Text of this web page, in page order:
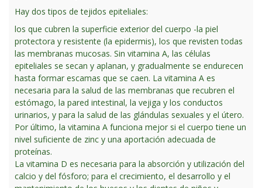
Hay dos tipos de tejidos epiteliales:
los que cubren la superficie exterior del cuerpo -la piel
protectora y resistente (la epidermis), los que revisten todas
las membranas mucosas. Sin vitamina A, las células
epiteliales se secan y aplanan, y gradualmente se endurecen
hasta formar escamas que se caen. La vitamina A es
necesaria para la salud de las membranas que recubren el
estómago, la pared intestinal, la vejiga y los conductos
urinarios, y para la salud de las glándulas sexuales y el útero.
Por último, la vitamina A funciona mejor si el cuerpo tiene un
nivel suficiente de zinc y una aportación adecuada de
proteínas.
La vitamina D es necesaria para la absorción y utilización del
calcio y del fósforo; para el crecimiento, el desarrollo y el